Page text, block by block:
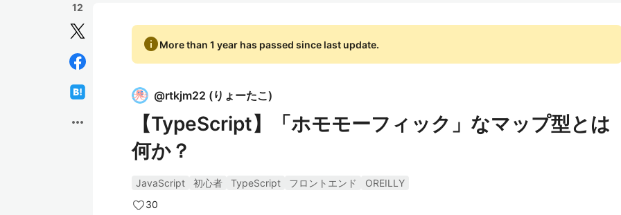
12
more_horiz
infoMore than 1 year has passed since last update.
@rtkjm22 (りょーたこ)
【TypeScript】「ホモモーフィック」なマップ型とは
何か？
JavaScript 初心者 TypeScript フロントエンド
OREILLY
30